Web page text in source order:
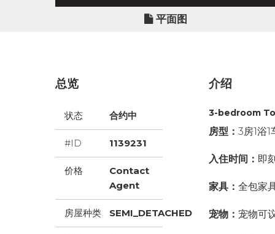
平面图
总览
状态 合约中
#ID 1139231
价格
Contact
Agent
房屋种类 SEMI_DETACHED
介绍
3-bedroom
房型： 3房1浴1
入住时间： 即
家具： 全包家
宠物： 宠物可